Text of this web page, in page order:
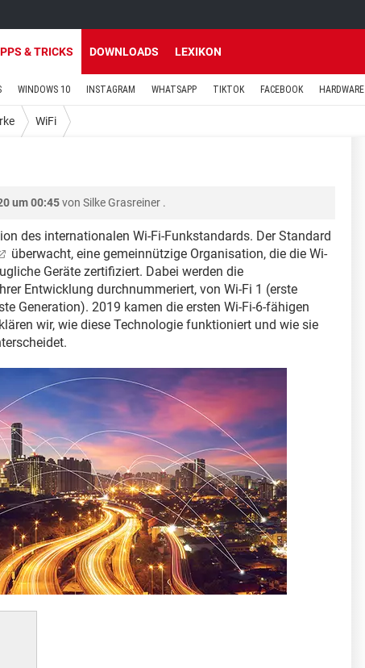
& TRICKS DOWNLOADS LEXIKON
WINDOWS 10 INSTAGRAM WHATSAPP TIKTOK FACEBOOK HARDWARE
WiFi
um 00:45von Silke Grasreiner .
des internationalen Wi-Fi-Funkstandards. Der Standard
überwacht, eine gemeinnützige Organisation, die die Wi-
Geräte zertifiziert. Dabei werden die
Entwicklung durchnummeriert, von Wi-Fi 1 (erste
Generation). 2019 kamen die ersten Wi-Fi-6-fähigen
wir, wie diese Technologie funktioniert und wie sie